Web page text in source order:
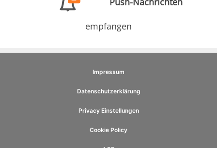
empfangen
Impressum
Datenschutzerklärung
Privacy Einstellungen
Cookie Policy